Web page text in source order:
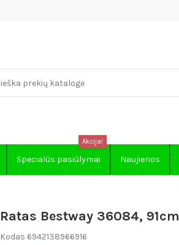
Specialūs pasiūlymai
Akcija!
Naujienos
Ratas Bestway 36084, 91cm
Kodas 6942138966916